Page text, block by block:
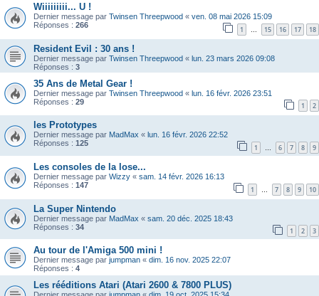
Wiiiiiiiii... U !
Dernier message par Twinsen Threepwood « ven. 08 mai 2026 15:09
Réponses : 266 1 … 15 16 17 18
Resident Evil : 30 ans !
Dernier message par Twinsen Threepwood « lun. 23 mars 2026 09:08
Réponses : 3
35 Ans de Metal Gear !
Dernier message par Twinsen Threepwood « lun. 16 févr. 2026 23:51
Réponses : 29 1 2
les Prototypes
Dernier message par MadMax « lun. 16 févr. 2026 22:52
Réponses : 125 1 … 6 7 8 9
Les consoles de la lose...
Dernier message par Wizzy « sam. 14 févr. 2026 16:13
Réponses : 147 1 7 8 9 10
La Super Nintendo
Dernier message par MadMax « sam. 20 déc. 2025 18:43
Réponses : 34 1 2 3
Au tour de l'Amiga 500 mini !
Dernier message par jumpman « dim. 16 nov. 2025 22:07
Réponses : 4
Les rééditions Atari (Atari 2600 & 7800 PLUS)